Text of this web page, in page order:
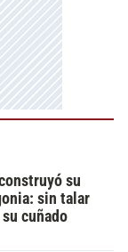
su
sin talar
cuñado